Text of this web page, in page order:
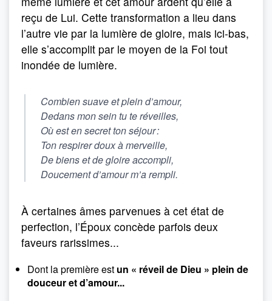
reçu de Lui. Cette transformation a lieu dans
l’autre vie par la lumière de gloire, mais ici-bas,
elle s’accomplit par le moyen de la Foi tout
inondée de lumière.
Combien suave et plein d’amour,
Dedans mon sein tu te réveilles,
Où est en secret ton séjour :
Ton respirer doux à merveille,
De biens et de gloire accompli,
Doucement d’amour m’a rempli.
À certaines âmes parvenues à cet état de
perfection, l’Époux concède parfois deux
faveurs rarissimes...
Dont la première est un « réveil de Dieu » plein de
douceur et d’amour...